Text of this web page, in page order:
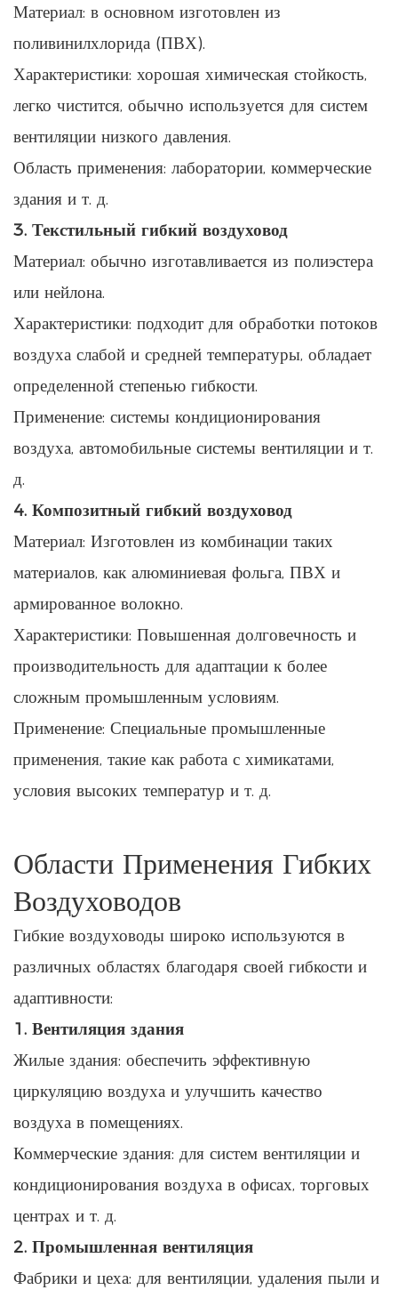
Материал: в основном изготовлен из
поливинилхлорида (ПВХ).
Характеристики: хорошая химическая стойкость,
легко чистится, обычно используется для систем
вентиляции низкого давления.
Область применения: лаборатории, коммерческие
здания и т. д.
3. Текстильный гибкий воздуховод
Материал: обычно изготавливается из полиэстера
или нейлона.
Характеристики: подходит для обработки потоков
воздуха слабой и средней температуры, обладает
определенной степенью гибкости.
Применение: системы кондиционирования
воздуха, автомобильные системы вентиляции и т.
д.
4. Композитный гибкий воздуховод
Материал: Изготовлен из комбинации таких
материалов, как алюминиевая фольга, ПВХ и
армированное волокно.
Характеристики: Повышенная долговечность и
производительность для адаптации к более
сложным промышленным условиям.
Применение: Специальные промышленные
применения, такие как работа с химикатами,
условия высоких температур и т. д.
Области Применения Гибких
Воздуховодов
Гибкие воздуховоды широко используются в
различных областях благодаря своей гибкости и
адаптивности:
1. Вентиляция здания
Жилые здания: обеспечить эффективную
циркуляцию воздуха и улучшить качество
воздуха в помещениях.
Коммерческие здания: для систем вентиляции и
кондиционирования воздуха в офисах, торговых
центрах и т. д.
2. Промышленная вентиляция
Фабрики и цеха: для вентиляции, удаления пыли и